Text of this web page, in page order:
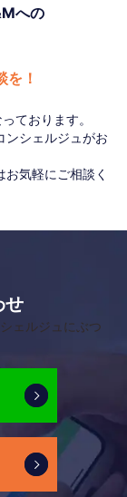
への
！
ております。
ンシェルジュがお
気軽にご相談く
せ
ェルジュにぶつ